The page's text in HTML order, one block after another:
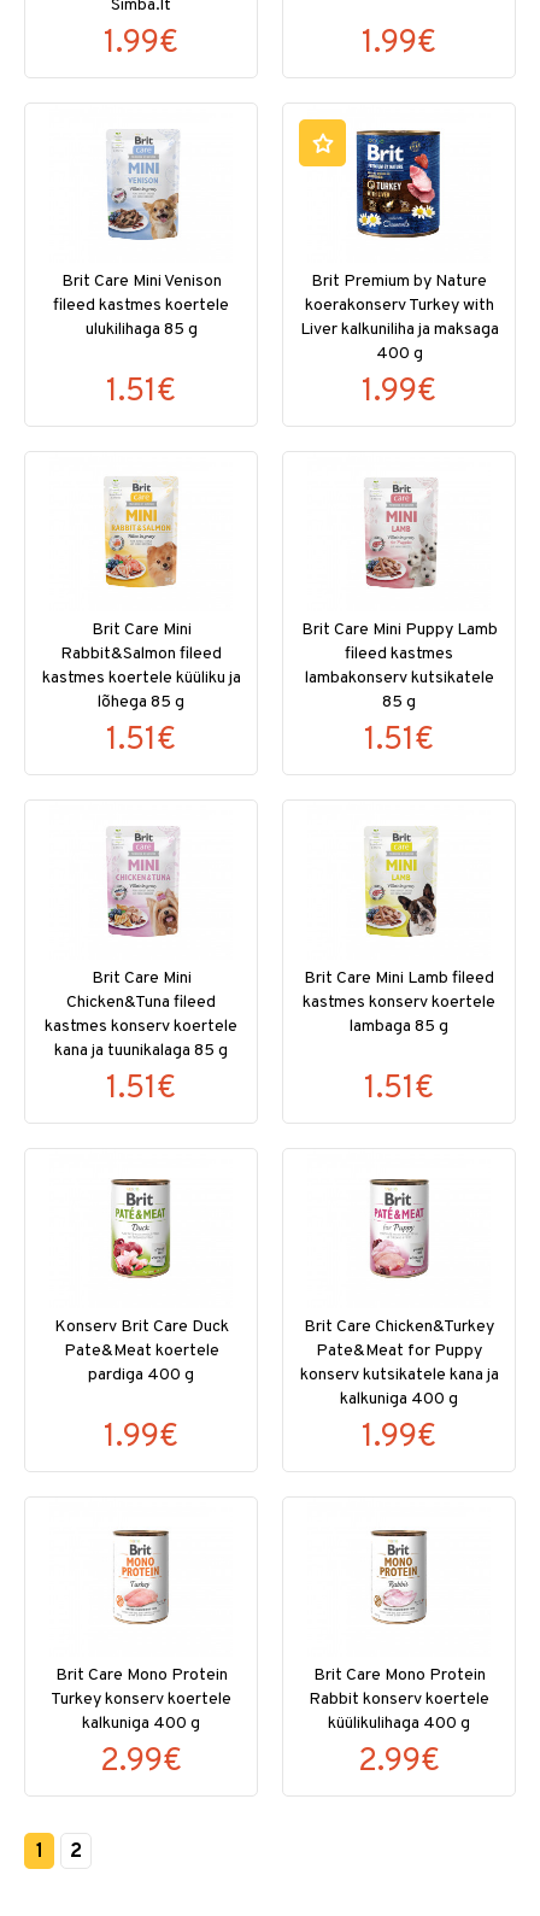
Simba.lt
1.99€ 1.99€
Brit Care Mini Venison
fileed kastmes koertele
ulukilihaga 85 g
1.51€
Brit Premium by Nature
koerakonserv Turkey with
Liver kalkuniliha ja maksaga
400 g
1.99€
Brit Care Mini
Rabbit&Salmon fileed
kastmes koertele küüliku ja
lõhega 85 g
1.51€
Brit Care Mini Puppy Lamb
fileed kastmes
lambakonserv kutsikatele
85 g
1.51€
Brit Care Mini
Chicken&Tuna fileed
kastmes konserv koertele
kana ja tuunikalaga 85 g
1.51€
Brit Care Mini Lamb fileed
kastmes konserv koertele
lambaga 85 g
1.51€
Konserv Brit Care Duck
Pate&Meat koertele
pardiga 400 g
1.99€
Brit Care Chicken&Turkey
Pate&Meat for Puppy
konserv kutsikatele kana ja
kalkuniga 400 g
1.99€
Brit Care Mono Protein
Turkey konserv koertele
kalkuniga 400 g
2.99€
Brit Care Mono Protein
Rabbit konserv koertele
küülikulihaga 400 g
2.99€
1 2